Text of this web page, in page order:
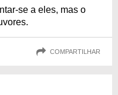
se a eles, mas o
COMPARTILHAR